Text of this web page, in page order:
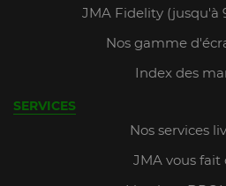
JMA Fidelity (jusqu'à
Nos gamme
Index des
SERVICES
Nos services
JMA vous fait